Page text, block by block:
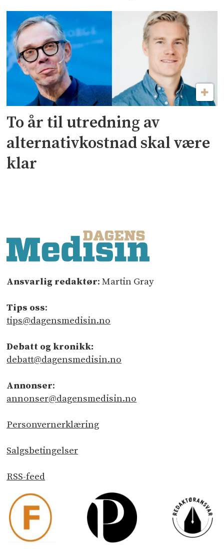
To år til utredning av
alternativkostnad skal være
klar
Ansvarlig redaktør: Martin Gray
Tips oss:
tips@dagensmedisin.no
Debatt og kronikk:
debatt@dagensmedisin.no
Annonser:
annonser@dagensmedisin.no
Personvernerklæring
Salgsbetingelser
RSS-feed